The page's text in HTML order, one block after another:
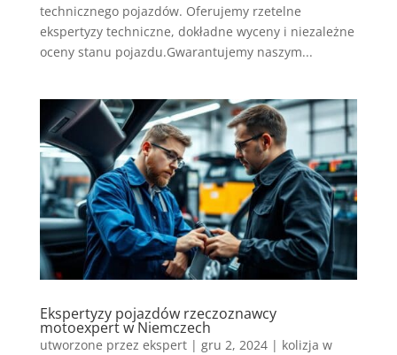
technicznego pojazdów. Oferujemy rzetelne
ekspertyzy techniczne, dokładne wyceny i niezależne
oceny stanu pojazdu.Gwarantujemy naszym...
Ekspertyzy pojazdów rzeczoznawcy
motoexpert w Niemczech
utworzone przez ekspert| gru 2, 2024| kolizja w